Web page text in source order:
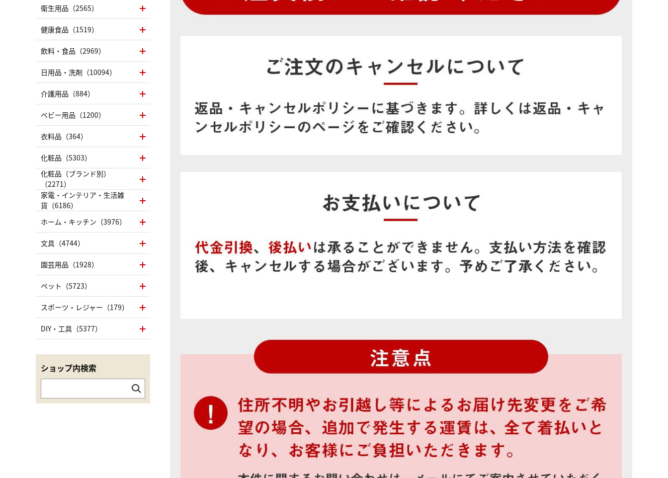
衛生用品（2565）
健康食品（1519）
飲料・食品（2969）
日用品・洗剤（10094）
介護用品（884）
ベビー用品（1200）
衣料品（364）
化粧品（5303）
化粧品（ブランド別）
（2271）
家電・インテリア・生活雑
貨（6186）
ホーム・キッチン（3976）
文具（4744）
園芸用品（1928）
ペット（5723）
スポーツ・レジャー（179）
DIY・工具（5377）
ショップ内検索